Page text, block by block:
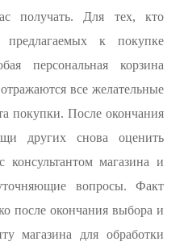
получать. Для тех, кто
к покупке
персональная корзина
все желательные
покупки. После окончания
других снова оценить
консультантом магазина и
вопросы. Факт
после окончания выбора и
магазина для обработки